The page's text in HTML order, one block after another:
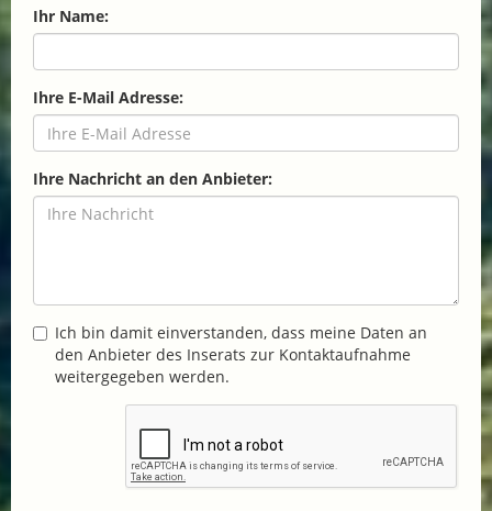
Ihr Name:
Ihre E-Mail Adresse:
Ihre Nachricht an den Anbieter:
Ich bin damit einverstanden, dass meine Daten an
den Anbieter des Inserats zur Kontaktaufnahme
weitergegeben werden.